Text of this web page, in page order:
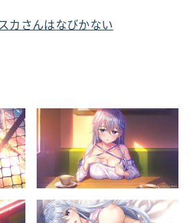
さんはなびかない